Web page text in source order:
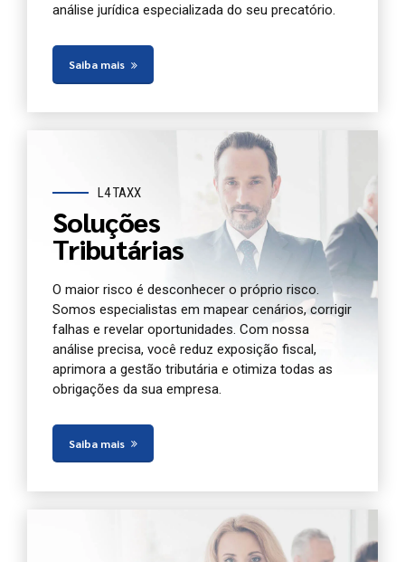
análise jurídica especializada do seu precatório.
Saiba mais
L4 TAXX
Soluções
Tributárias
O maior risco é desconhecer o próprio risco.
Somos especialistas em mapear cenários, corrigir
falhas e revelar oportunidades. Com nossa
análise precisa, você reduz exposição fiscal,
aprimora a gestão tributária e otimiza todas as
obrigações da sua empresa.
Saiba mais